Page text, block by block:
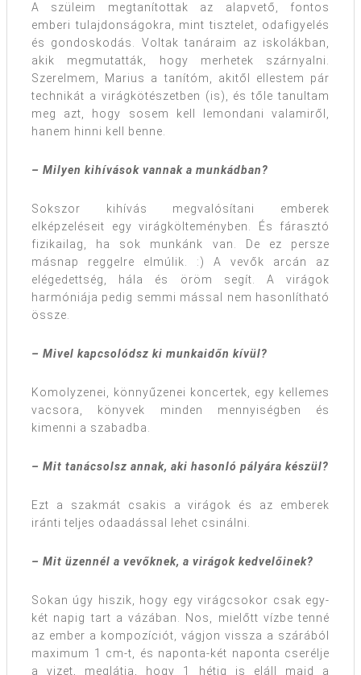
A szüleim megtanítottak az alapvető, fontos
emberi tulajdonságokra, mint tisztelet, odafigyelés
és gondoskodás. Voltak tanáraim az iskolákban,
akik megmutatták, hogy merhetek szárnyalni.
Szerelmem, Marius a tanítóm, akitől ellestem pár
technikát a virágkötészetben (is), és tőle tanultam
meg azt, hogy sosem kell lemondani valamiről,
hanem hinni kell benne.
– Milyen kihívások vannak a munkádban?
Sokszor kihívás megvalósítani emberek
elképzeléseit egy virágkölteményben. És fárasztó
fizikailag, ha sok munkánk van. De ez persze
másnap reggelre elmúlik. :) A vevők arcán az
elégedettség, hála és öröm segít. A virágok
harmóniája pedig semmi mással nem hasonlítható
össze.
– Mivel kapcsolódsz ki munkaidőn kívül?
Komolyzenei, könnyűzenei koncertek, egy kellemes
vacsora, könyvek minden mennyiségben és
kimenni a szabadba.
– Mit tanácsolsz annak, aki hasonló pályára készül?
Ezt a szakmát csakis a virágok és az emberek
iránti teljes odaadással lehet csinálni.
– Mit üzennél a vevőknek, a virágok kedvelőinek?
Sokan úgy hiszik, hogy egy virágcsokor csak egy-
két napig tart a vázában. Nos, mielőtt vízbe tenné
az ember a kompozíciót, vágjon vissza a szárából
maximum 1 cm-t, és naponta-két naponta cserélje
a vizet, meglátja, hogy 1 hétig is eláll majd a